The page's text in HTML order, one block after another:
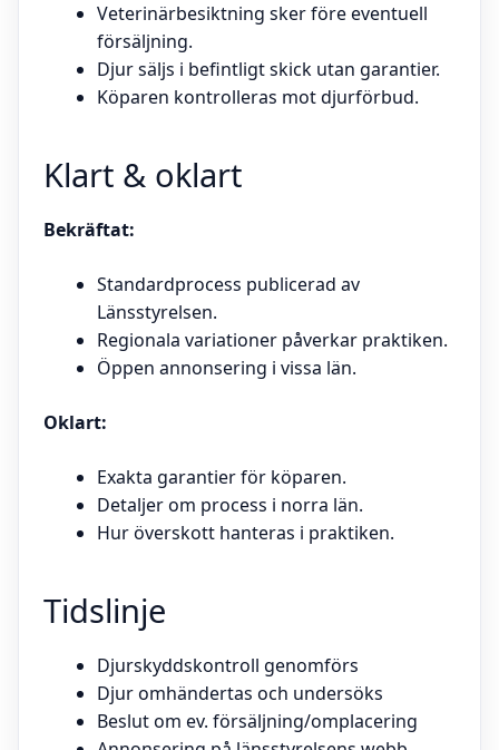
Veterinärbesiktning sker före eventuell
försäljning.
Djur säljs i befintligt skick utan garantier.
Köparen kontrolleras mot djurförbud.
Klart & oklart
Bekräftat:
Standardprocess publicerad av
Länsstyrelsen.
Regionala variationer påverkar praktiken.
Öppen annonsering i vissa län.
Oklart:
Exakta garantier för köparen.
Detaljer om process i norra län.
Hur överskott hanteras i praktiken.
Tidslinje
Djurskyddskontroll genomförs
Djur omhändertas och undersöks
Beslut om ev. försäljning/omplacering